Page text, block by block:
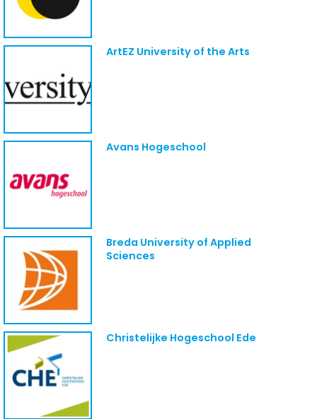
ArtEZ University of the Arts
Avans Hogeschool
Breda University of Applied
Sciences
Christelijke Hogeschool Ede